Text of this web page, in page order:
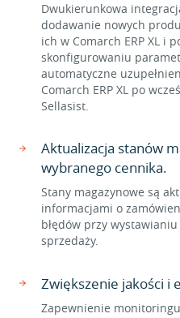
Dwukierunkowa
dodawanie nowych
ich w Comarch ERP XL i
skonfigurowaniu
automatyczne
Comarch ERP XL po
Sellasist.
Aktualizacja stanów
wybranego cennika.
Stany magazynowe są
informacjami o
błędów przy
sprzedaży.
Zwiększenie jakości i
Zapewnienie